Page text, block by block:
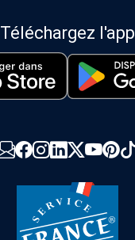
Téléchargez l'app